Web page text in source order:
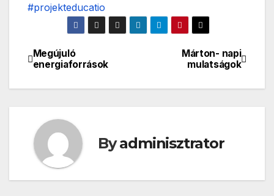
#projekteducatio
Bejegyzés
navigáció
Márton- napi
mulatságok
Megújuló
energiaforrások
Byadminisztrator